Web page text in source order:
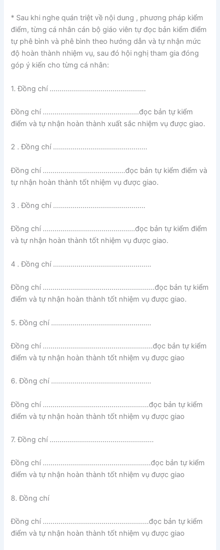
* Sau khi nghe quán triệt về nội dung , phương pháp kiểm
điểm, từng cá nhân cán bộ giáo viên tự đọc bản kiểm điểm
tự phê bình và phê bình theo hướng dẫn và tự nhận mức
độ hoàn thành nhiệm vụ, sau đó hội nghị tham gia đóng
góp ý kiến cho từng cá nhân:
1. Đồng chí ………………………………………….
Đồng chí ………………………………………….đọc bản tự kiểm
điểm và tự nhận hoàn thành xuất sắc nhiệm vụ được giao.
2 . Đồng chí …………………………………………
Đồng chí ……………………………………đọc bản tự kiểm điểm và
tự nhận hoàn thành tốt nhiệm vụ được giao.
3 . Đồng chí ………………………………………..
Đồng chí ………………………………………..đọc bản tự kiểm điểm
và tự nhận hoàn thành tốt nhiệm vụ được giao.
4 . Đồng chí …………………………………………..
Đồng chí …………………………………………………đọc bản tự kiểm
điểm và tự nhận hoàn thành tốt nhiệm vụ được giao.
5. Đồng chí ……………………………………………
Đồng chí ………………………………………………..đọc bản tự kiểm
điểm và tự nhận hoàn thành tốt nhiệm vụ được giao
6. Đồng chí ……………………………………………
Đồng chí ………………………………………………đọc bản tự kiểm
điểm và tự nhận hoàn thành tốt nhiệm vụ được giao
7. Đồng chí ……………………………………………..
Đồng chí ……………………………………………….đọc bản tự kiểm
điểm và tự nhận hoàn thành tốt nhiệm vụ được giao
8. Đồng chí
Đồng chí ………………………………………………đọc bản tự kiểm
điểm và tự nhận hoàn thành tốt nhiệm vụ được giao